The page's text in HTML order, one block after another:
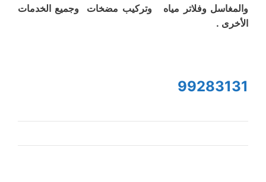
والمغاسل وفلاتر مياه وتركيب مضخات وجميع الخدمات
الأخرى .
99283131